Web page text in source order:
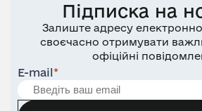
Підписка на
Залиште адресу
своєчасно отримувати
офіційні
E-mail*